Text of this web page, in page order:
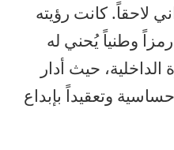
لاحقاً. كانت رؤيته
وطنياً يُحني له
الداخلية، حيث أدار
وتعقيداً بإبداع